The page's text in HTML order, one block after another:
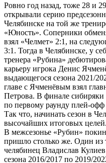
Ровно год назад, тоже 28 и
открывали серию
Челябинске на той же
«Юность». Соперники
взял «Челмет» 2:1, на
3:1. Тогда в Челябинске, у
тренера «Рубина»
карьеру игрока Денис
выдающегося сезона 2021/
главе с Ячменёвым взял
Петрова. В финале
по первому раунду плей-
Так что, начинать сезон в
высочайших итоговых целей.
В межсезонье «Рубин»
пришло столько же. Один из
челябинец Владислав
сезона 2016/2017 по 2019/